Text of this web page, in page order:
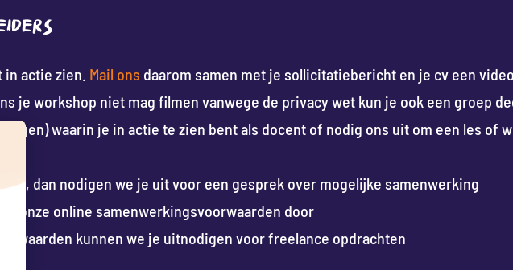
actie zien. Mail ons daarom samen met je sollicitatiebericht en je cv een
je workshop niet mag filmen vanwege de privacy wet kun je ook een groep
waarin je in actie te zien bent als docent of nodig ons uit om een les of
dan nodigen we je uit voor een gesprek over mogelijke samenwerking
onze online samenwerkingsvoorwaarden door
kunnen we je uitnodigen voor freelance opdrachten